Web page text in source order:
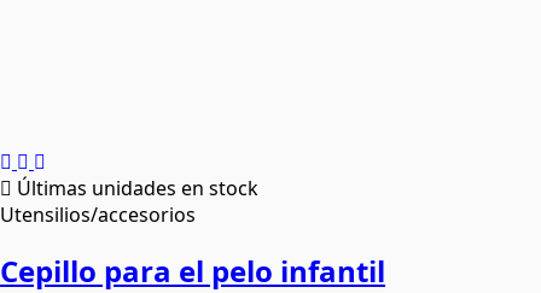
Últimas unidades en stock
Utensilios/accesorios
Cepillo para el pelo infantil